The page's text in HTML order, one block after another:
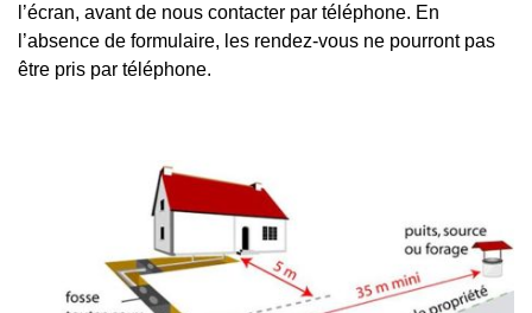
l’écran, avant de nous contacter par téléphone. En
l’absence de formulaire, les rendez-vous ne pourront pas
être pris par téléphone.